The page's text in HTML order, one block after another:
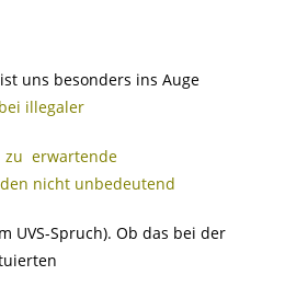
ist uns besonders ins Auge
illegaler
zu erwartende
nicht unbedeutend
UVS-Spruch). Ob das bei der